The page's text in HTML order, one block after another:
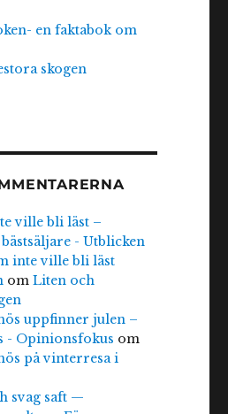
en faktabok om
skogen
ville bli läst –
- Utblicken
inte ville bli läst
omLiten och
uppfinner julen –
- Opinionsfokus om
på vinterresa i
svag saft —